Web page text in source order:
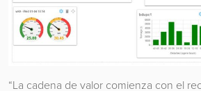
“La cadena de valor comienza con el